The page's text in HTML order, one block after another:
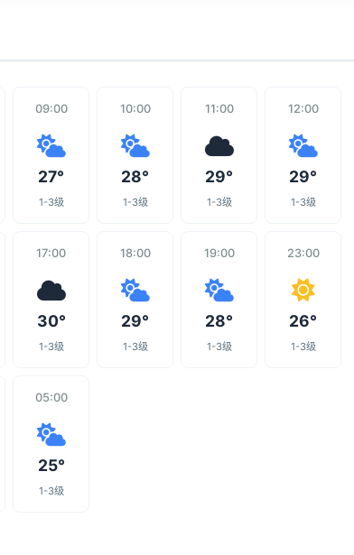
09:00
27°
1-3级
10:00
28°
1-3级
11:00
29°
1-3级
12:00
29°
1-3级
17:00
30°
1-3级
18:00
29°
1-3级
19:00
28°
1-3级
23:00
26°
1-3级
05:00
25°
1-3级